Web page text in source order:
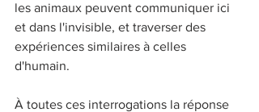
les animaux peuvent communiquer ici
et dans l'invisible, et traverser des
expériences similaires à celles
d'humain.
À toutes ces interrogations la réponse